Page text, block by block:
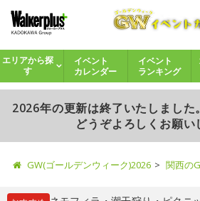
エリアから探
す
イベント
カレンダー
イベント
ランキング
2026年の更新は終了いたしました
どうぞよろしくお願い
GW(ゴールデンウィーク)2026 関西の